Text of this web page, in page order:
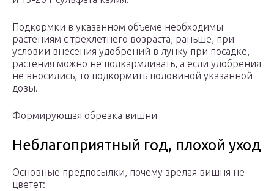
Подкормки в указанном объеме необходимы
растениям с трехлетнего возраста, раньше, при
условии внесения удобрений в лунку при посадке,
растения можно не подкармливать, а если удобрения
не вносились, то подкормить половиной указанной
дозы.
Формирующая обрезка вишни
Неблагоприятный год, плохой уход
Основные предпосылки, почему зрелая вишня не
цветет: